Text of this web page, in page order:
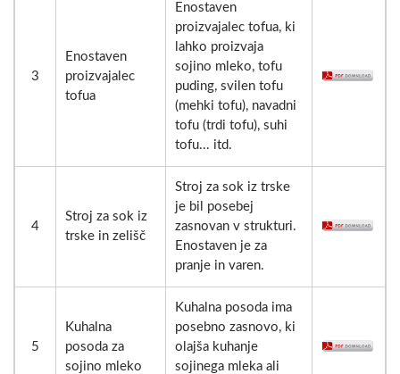
3
Enostaven
proizvajalec
tofua
Enostaven
proizvajalec tofua, ki
lahko proizvaja
sojino mleko, tofu
puding, svilen tofu
(mehki tofu), navadni
tofu (trdi tofu), suhi
tofu... itd.
4
Stroj za sok iz
trske in zelišč
Stroj za sok iz trske
je bil posebej
zasnovan v strukturi.
Enostaven je za
pranje in varen.
5
Kuhalna
posoda za
sojino mleko
Kuhalna posoda ima
posebno zasnovo, ki
olajša kuhanje
sojinega mleka ali